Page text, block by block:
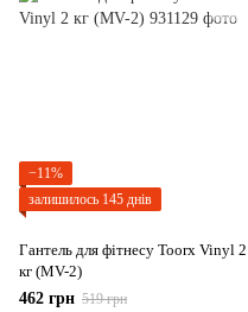
−11%
залишилось 145 днів
Гантель для фітнесу Toorx Vinyl 2
кг (MV-2)
462 грн 519 грн